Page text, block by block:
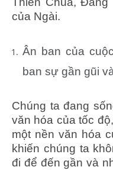
của Ngài.
Ân ban của
ban sự gần gũi
Chúng ta đang
văn hóa của tốc
một nền văn hóa
khiến chúng ta
đi để đến gần và